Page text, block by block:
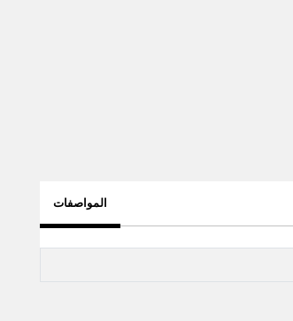
المواصفات